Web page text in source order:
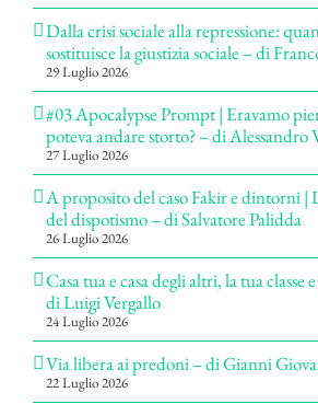
Dalla crisi sociale alla repressione:
sostituisce la giustizia sociale – di
29 Luglio 2026
#03 Apocalypse Prompt | Eravamo
poteva andare storto? – di Alessandro
27 Luglio 2026
A proposito del caso Fakir e dintorni |
del dispotismo – di Salvatore Palidda
26 Luglio 2026
Casa tua e casa degli altri, la tua
di Luigi Vergallo
24 Luglio 2026
Via libera ai predoni – di Gianni
22 Luglio 2026